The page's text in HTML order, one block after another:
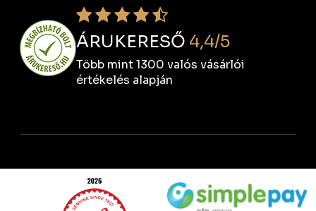
ÁRUKERESŐ 4,4/5
Több mint 1300 valós vásárlói
értékelés alapján